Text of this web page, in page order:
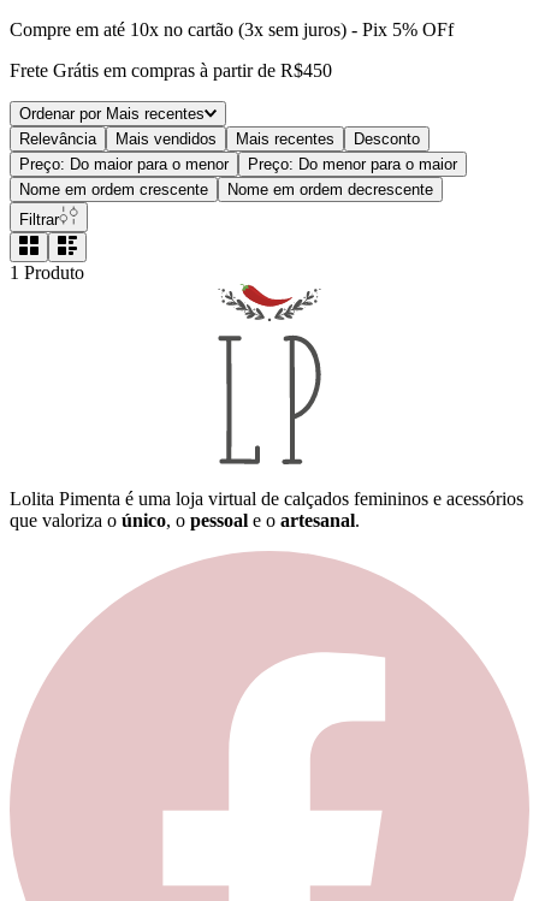
Compre em até 10x no cartão (3x sem juros) - Pix 5% OFf
Frete Grátis em compras à partir de R$450
Ordenar por Mais recentes
Relevância
Mais vendidos Mais recentes
Desconto
Preço: Do maior para o menor
Preço: Do menor para o maior
Nome em ordem crescente
Nome em ordem decrescente
Filtrar
1 Produto
Lolita Pimenta é uma loja virtual de calçados femininos e acessórios
que valoriza o único, o pessoal e o artesanal.